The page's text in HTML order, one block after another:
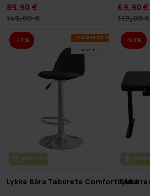
89,90 €
149,00 €
69,90 €
119,00 €
-41% VA­SA­RAS IZ­SKA­ŅA
LĪDZ 9.8.
BEZ­MAK­SAS PIE­GĀ­DE
Lykke Bāra Taburete Comfort Black
-50%
Lykke